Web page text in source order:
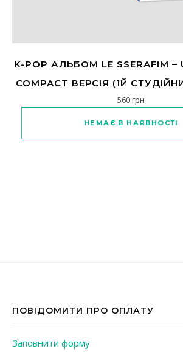
K-POP АЛЬБОМ LE SSERAFIM –
COMPACT ВЕРСІЯ (1Й
560грн
НЕМАЄ В НАЯВНОСТІ
ПОВІДОМИТИ ПРО ОПЛАТУ
Заповнити форму